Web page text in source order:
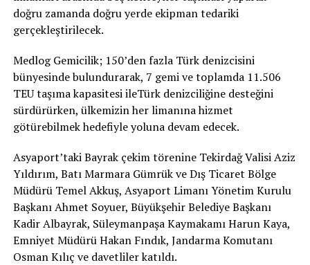
doğru zamanda doğru yerde ekipman tedariki
gerçekleştirilecek.
Medlog Gemicilik; 150’den fazla Türk denizcisini
bünyesinde bulundurarak, 7 gemi ve toplamda 11.506
TEU taşıma kapasitesi ileTürk denizciliğine desteğini
sürdürürken, ülkemizin her limanına hizmet
götürebilmek hedefiyle yoluna devam edecek.
Asyaport’taki Bayrak çekim törenine Tekirdağ Valisi Aziz
Yıldırım, Batı Marmara Gümrük ve Dış Ticaret Bölge
Müdürü Temel Akkuş, Asyaport Limanı Yönetim Kurulu
Başkanı Ahmet Soyuer, Büyükşehir Belediye Başkanı
Kadir Albayrak, Süleymanpaşa Kaymakamı Harun Kaya,
Emniyet Müdürü Hakan Fındık, Jandarma Komutanı
Osman Kılıç ve davetliler katıldı.